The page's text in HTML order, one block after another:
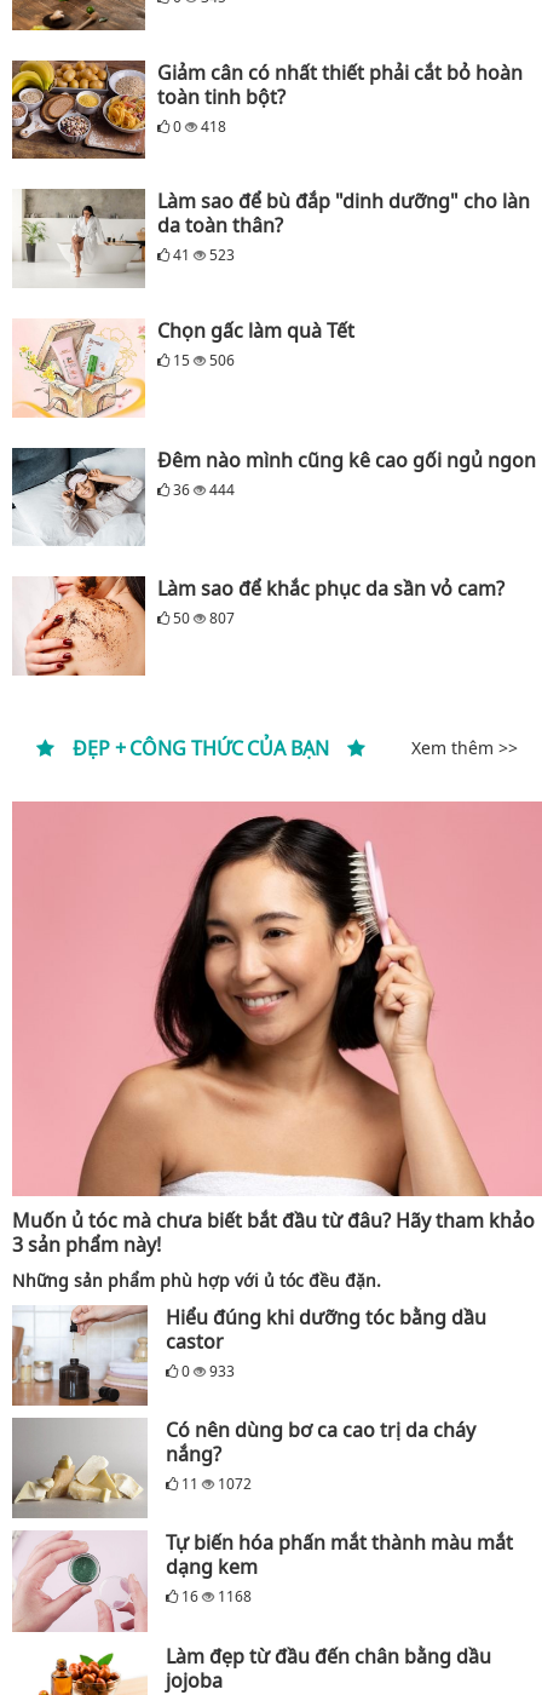
Giảm cân có nhất thiết phải cắt bỏ hoàn
toàn tinh bột?
0 418
Làm sao để bù đắp "dinh dưỡng" cho làn
da toàn thân?
41 523
Chọn gấc làm quà Tết
15 506
Đêm nào mình cũng kê cao gối ngủ ngon
36 444
Làm sao để khắc phục da sần vỏ cam?
50 807
ĐẸP + CÔNG THỨC CỦA BẠN Xem thêm >>
Muốn ủ tóc mà chưa biết bắt đầu từ đâu? Hãy tham khảo
3 sản phẩm này!
Những sản phẩm phù hợp với ủ tóc đều đặn.
Hiểu đúng khi dưỡng tóc bằng dầu
castor
0 933
Có nên dùng bơ ca cao trị da cháy
nắng?
11 1072
Tự biến hóa phấn mắt thành màu mắt
dạng kem
16 1168
Làm đẹp từ đầu đến chân bằng dầu
jojoba